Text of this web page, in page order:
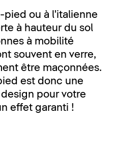
ou à l'italienne
à hauteur du sol
à mobilité
souvent en verre,
être maçonnées.
est donc une
pour votre
effet garanti !